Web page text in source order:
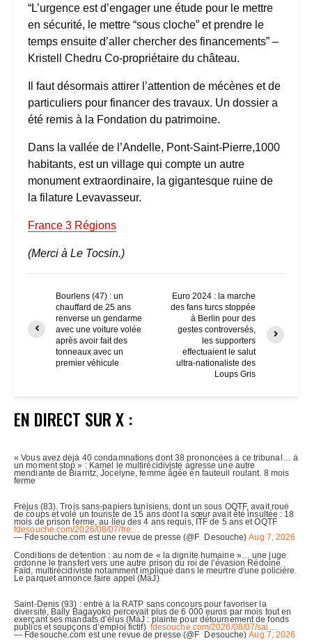
“L’urgence est d’engager une étude pour le mettre
en sécurité, le mettre “sous cloche” et prendre le
temps ensuite d’aller chercher des financements” –
Kristell Chedru Co-propriétaire du château.
Il faut désormais attirer l’attention de mécènes et de
particuliers pour financer des travaux. Un dossier a
été remis à la Fondation du patrimoine.
Dans la vallée de l’Andelle, Pont-Saint-Pierre,1000
habitants, est un village qui compte un autre
monument extraordinaire, la gigantesque ruine de
la filature Levavasseur.
France 3 Régions
(Merci à Le Tocsin.)
Bourlens (47) : un
chauffard de 25 ans
renverse un gendarme
avec une voiture volée
après avoir fait des
tonneaux avec un
premier véhicule
Euro 2024 : la marche
des fans turcs stoppée
à Berlin pour des
gestes controversés,
les supporters
effectuaient le salut
ultra-nationaliste des
Loups Gris
EN DIRECT SUR X :